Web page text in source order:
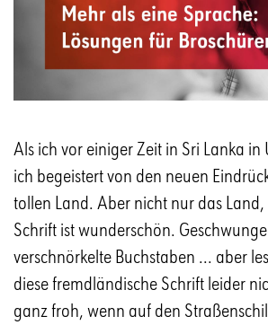
Als ich vor einiger Zeit in Sri Lanka
ich begeistert von den neuen
tollen Land. Aber nicht nur das
Schrift ist wunderschön.
verschnörkelte Buchstaben ... aber
diese fremdländische Schrift leider
ganz froh, wenn auf den